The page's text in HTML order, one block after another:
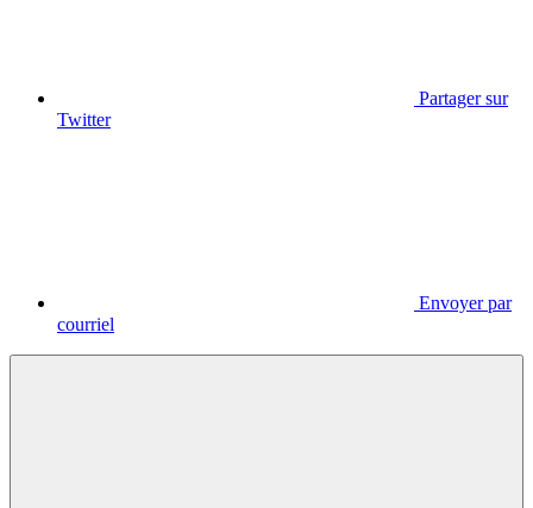
Partager sur
Twitter
Envoyer par
courriel